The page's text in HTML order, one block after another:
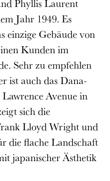
Phyllis Laurent
Jahr 1949. Es
einzige Gebäude von
Kunden im
Sehr zu empfehlen
ist auch das Dana-
Avenue in
sich die
Lloyd Wright und
die flache Landschaft
japanischer Ästhetik